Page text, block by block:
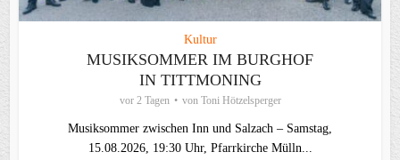
Kultur
MUSIKSOMMER IM BURGHOF
IN TITTMONING
vor 2 Tagen von Toni Hötzelsperger
Musiksommer zwischen Inn und Salzach – Samstag,
15.08.2026, 19:30 Uhr, Pfarrkirche Mülln...